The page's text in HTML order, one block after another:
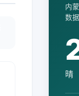
内
数
晴